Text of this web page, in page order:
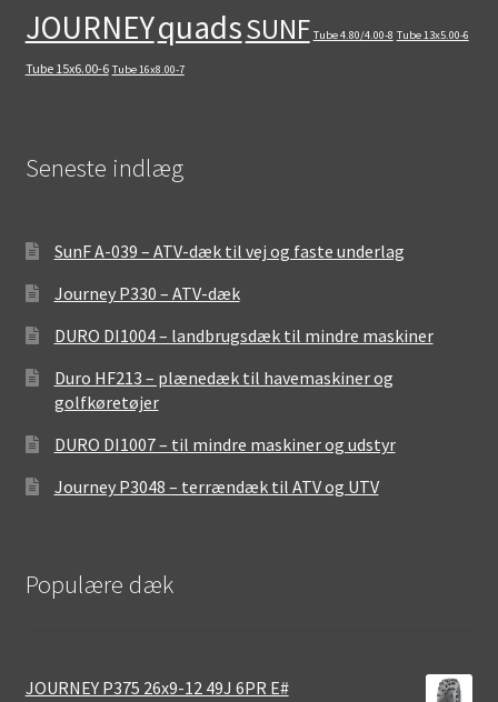
JOURNEYquadsSUNF Tube 4.80/4.00-8 Tube 13x5.00-6
Tube 15x6.00-6 Tube 16x8.00-7
Seneste indlæg
SunF A-039 – ATV-dæk til vej og faste underlag
Journey P330 – ATV-dæk
DURO DI1004 – landbrugsdæk til mindre maskiner
Duro HF213 – plænedæk til havemaskiner og
golfkøretøjer
DURO DI1007 – til mindre maskiner og udstyr
Journey P3048 – terrændæk til ATV og UTV
Populære dæk
JOURNEY P375 26x9-12 49J 6PR E#